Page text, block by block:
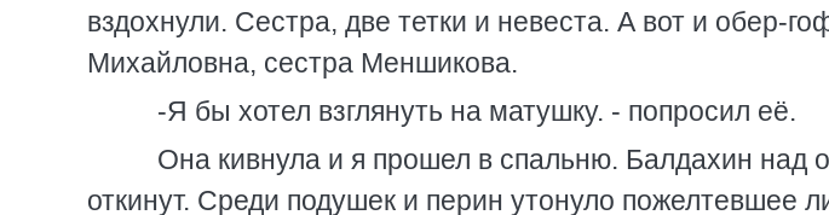
вздохнули. Сестра, две тетки и невеста. А вот и обер-
Михайловна, сестра Меншикова.
-Я бы хотел взглянуть на матушку. - попросил её.
Она кивнула и я прошел в спальню. Балдахин над
откинут. Среди подушек и перин утонуло пожелтевшее